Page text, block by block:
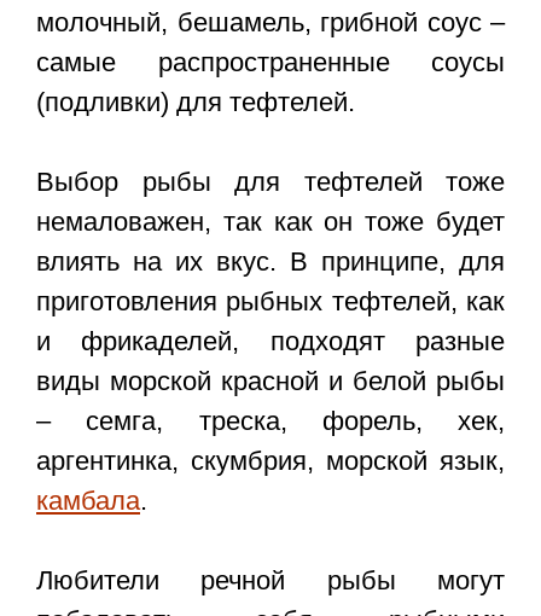
молочный, бешамель, грибной соус –
самые распространенные соусы
(подливки) для тефтелей.
Выбор рыбы для тефтелей тоже
немаловажен, так как он тоже будет
влиять на их вкус. В принципе, для
приготовления рыбных тефтелей, как
и фрикаделей, подходят разные
виды морской красной и белой рыбы
– семга, треска, форель, хек,
аргентинка, скумбрия, морской язык,
камбала.
Любители речной рыбы могут